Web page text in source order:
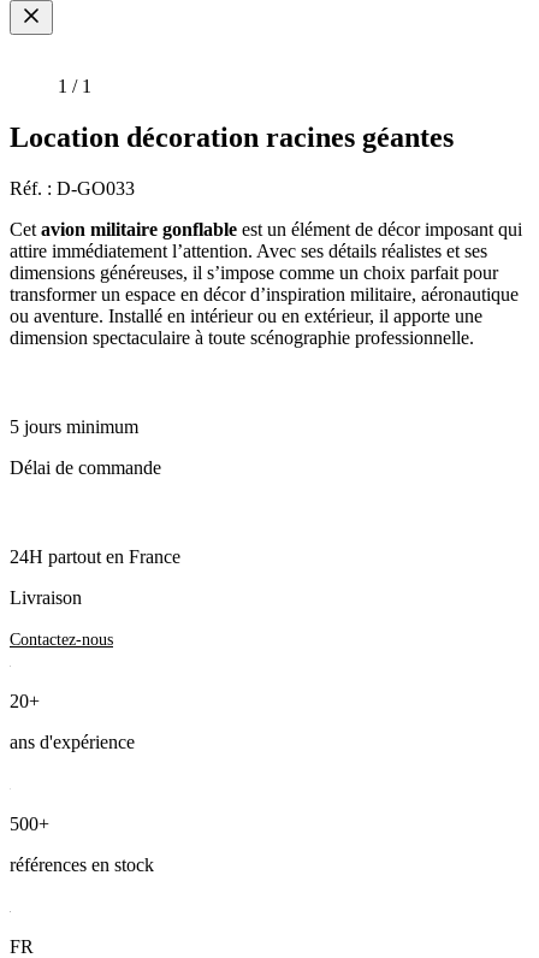
1 / 1
Location décoration racines géantes
Réf. : D-GO033
Cet avion militaire gonflable est un élément de décor imposant qui
attire immédiatement l’attention. Avec ses détails réalistes et ses
dimensions généreuses, il s’impose comme un choix parfait pour
transformer un espace en décor d’inspiration militaire, aéronautique
ou aventure. Installé en intérieur ou en extérieur, il apporte une
dimension spectaculaire à toute scénographie professionnelle.
5 jours minimum
Délai de commande
24H partout en France
Livraison
Contactez-nous
20+
ans d'expérience
500+
références en stock
FR